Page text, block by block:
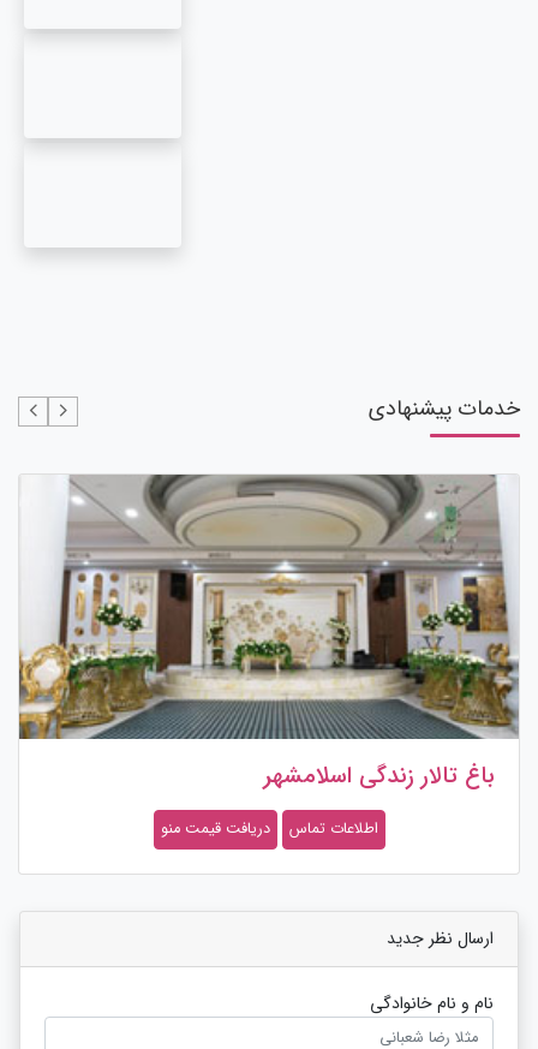
خدمات پیشنهادی
باغ تالار زندگی اسلامشهر
اطلاعات تماس دریافت قیمت منو
ارسال نظر جدید
نام و نام خانوادگی